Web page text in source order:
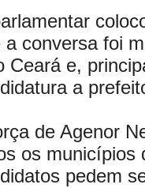
a conversa foi
Ceará e,
a
de Agenor
os municípios
pedem